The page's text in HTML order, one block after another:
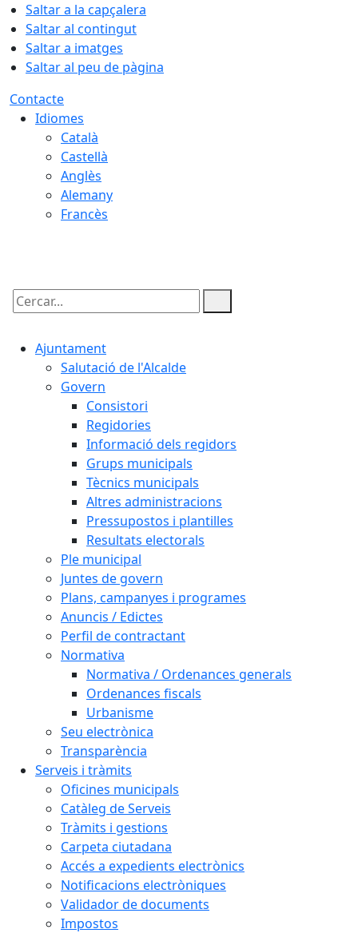
Saltar a la capçalera
Saltar al contingut
Saltar a imatges
Saltar al peu de pàgina
Contacte
Idiomes
Català
Castellà
Anglès
Alemany
Francès
Cercar:
Ajuntament
Salutació de l'Alcalde
Govern
Consistori
Regidories
Informació dels regidors
Grups municipals
Tècnics municipals
Altres administracions
Pressupostos i plantilles
Resultats electorals
Ple municipal
Juntes de govern
Plans, campanyes i programes
Anuncis / Edictes
Perfil de contractant
Normativa
Normativa / Ordenances generals
Ordenances fiscals
Urbanisme
Seu electrònica
Transparència
Serveis i tràmits
Oficines municipals
Catàleg de Serveis
Tràmits i gestions
Carpeta ciutadana
Accés a expedients electrònics
Notificacions electròniques
Validador de documents
Impostos